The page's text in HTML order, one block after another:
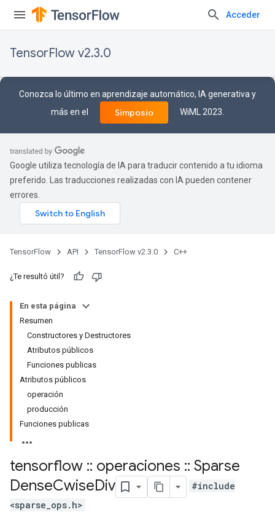
Acceder
TensorFlow v2.3.0
Conozca lo último en aprendizaje automático, IA generativa y
más en el
Simposio WiML 2023.
Google utiliza tecnología de IA para traducir contenido a tu idioma
preferido. Las traducciones realizadas con IA pueden contener
errores.
TensorFlow API TensorFlow v2.3.0 C++
¿Te resultó útil?
En esta página
Resumen
Constructores y Destructores
Atributos públicos
Funciones publicas
Atributos públicos
operación
producción
Funciones publicas
tensorflow :: operaciones :: Sparse
DenseCwiseDiv
#include
<sparse_ops.h>